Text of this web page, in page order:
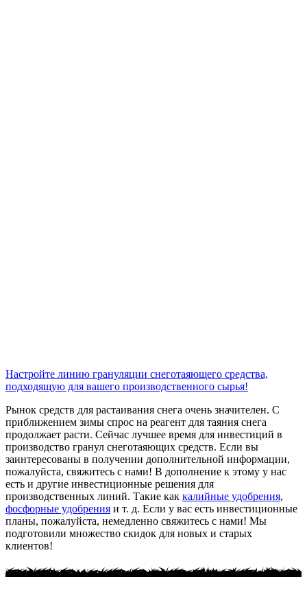
Настройте линию грануляции снеготаяющего средства,
подходящую для вашего производственного сырья!
Рынок средств для растаивания снега очень значителен. С
приближением зимы спрос на реагент для таяния снега
продолжает расти. Сейчас лучшее время для инвестиций в
производство гранул снеготаяющих средств. Если вы
заинтересованы в получении дополнительной информации,
пожалуйста, свяжитесь с нами! В дополнение к этому у нас
есть и другие инвестиционные решения для
производственных линий. Такие как калийные удобрения,
фосфорные удобрения и т. д. Если у вас есть инвестиционные
планы, пожалуйста, немедленно свяжитесь с нами! Мы
подготовили множество скидок для новых и старых
клиентов!